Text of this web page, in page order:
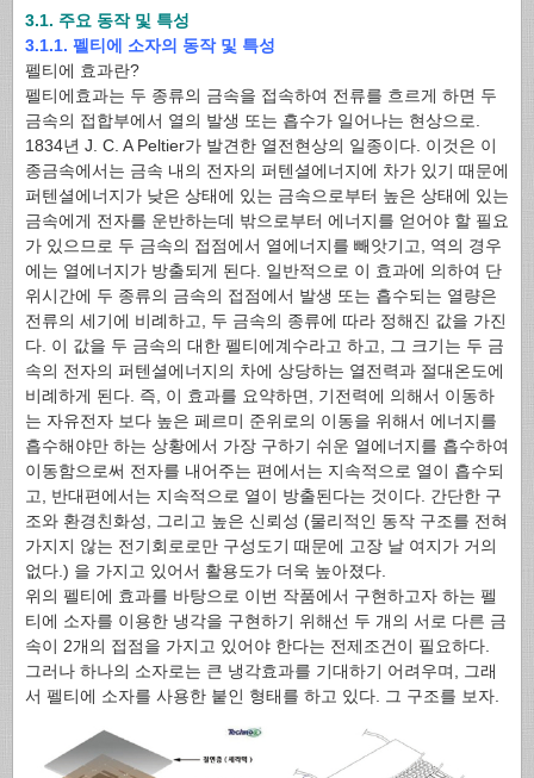
3.1. 주요 동작 및 특성
3.1.1. 펠티에 소자의 동작 및 특성
펠티에 효과란?
펠티에효과는 두 종류의 금속을 접속하여 전류를 흐르게 하면 두
금속의 접합부에서 열의 발생 또는 흡수가 일어나는 현상으로.
1834년 J. C. A Peltier가 발견한 열전현상의 일종이다. 이것은 이
종금속에서는 금속 내의 전자의 퍼텐셜에너지에 차가 있기 때문에
퍼텐셜에너지가 낮은 상태에 있는 금속으로부터 높은 상태에 있는
금속에게 전자를 운반하는데 밖으로부터 에너지를 얻어야 할 필요
가 있으므로 두 금속의 접점에서 열에너지를 빼앗기고, 역의 경우
에는 열에너지가 방출되게 된다. 일반적으로 이 효과에 의하여 단
위시간에 두 종류의 금속의 접점에서 발생 또는 흡수되는 열량은
전류의 세기에 비례하고, 두 금속의 종류에 따라 정해진 값을 가진
다. 이 값을 두 금속의 대한 펠티에계수라고 하고, 그 크기는 두 금
속의 전자의 퍼텐셜에너지의 차에 상당하는 열전력과 절대온도에
비례하게 된다. 즉, 이 효과를 요약하면, 기전력에 의해서 이동하
는 자유전자 보다 높은 페르미 준위로의 이동을 위해서 에너지를
흡수해야만 하는 상황에서 가장 구하기 쉬운 열에너지를 흡수하여
이동함으로써 전자를 내어주는 편에서는 지속적으로 열이 흡수되
고, 반대편에서는 지속적으로 열이 방출된다는 것이다. 간단한 구
조와 환경친화성, 그리고 높은 신뢰성 (물리적인 동작 구조를 전혀
가지지 않는 전기회로로만 구성도기 때문에 고장 날 여지가 거의
없다.) 을 가지고 있어서 활용도가 더욱 높아졌다.
위의 펠티에 효과를 바탕으로 이번 작품에서 구현하고자 하는 펠
티에 소자를 이용한 냉각을 구현하기 위해선 두 개의 서로 다른 금
속이 2개의 접점을 가지고 있어야 한다는 전제조건이 필요하다.
그러나 하나의 소자로는 큰 냉각효과를 기대하기 어려우며, 그래
서 펠티에 소자를 사용한 붙인 형태를 하고 있다. 그 구조를 보자.